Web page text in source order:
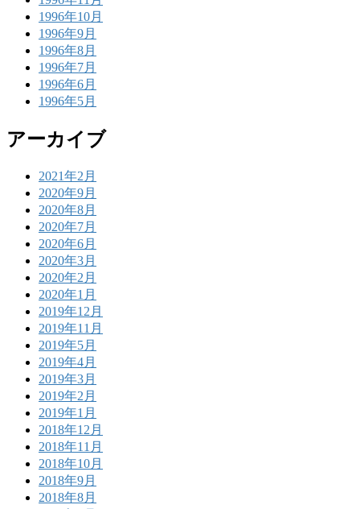
1996年10月
1996年9月
1996年8月
1996年7月
1996年6月
1996年5月
アーカイブ
2021年2月
2020年9月
2020年8月
2020年7月
2020年6月
2020年3月
2020年2月
2020年1月
2019年12月
2019年11月
2019年5月
2019年4月
2019年3月
2019年2月
2019年1月
2018年12月
2018年11月
2018年10月
2018年9月
2018年8月